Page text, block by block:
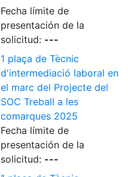
Fecha límite de
presentación de la
solicitud: ---
1 plaça de Tècnic
d'intermediació laboral en
el marc del Projecte del
SOC Treball a les
comarques 2025
Fecha límite de
presentación de la
solicitud: ---